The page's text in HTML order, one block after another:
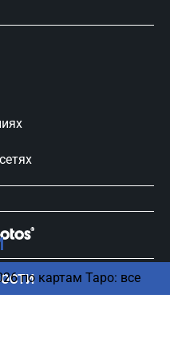
по картам Таро: все